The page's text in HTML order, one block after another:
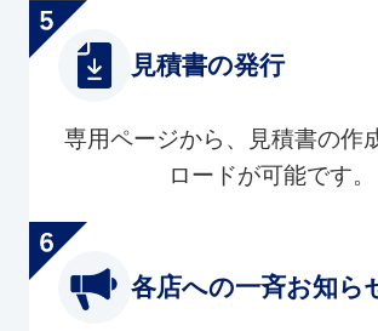
見積書の発行
専用ページから、見積書の作
ロードが可能です。
各店への一斉お知ら